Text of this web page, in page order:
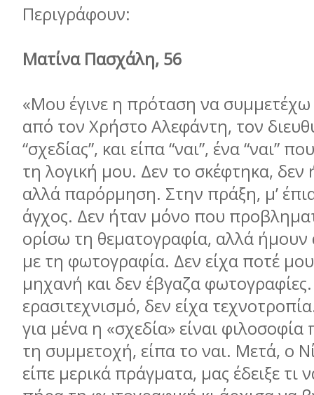
Περιγράφουν:
Ματίνα Πασχάλη, 56
«Μου έγινε η πρόταση να συµµετέχω
από τον Χρήστο Αλεφάντη, τον
“σχεδίας”, και είπα “ναι”, ένα “ναι”
τη λογική µου. Δεν το σκέφτηκα,
αλλά παρόρµηση. Στην πράξη, µ’
άγχος. Δεν ήταν µόνο που
ορίσω τη θεµατογραφία, αλλά ήµουν
µε τη φωτογραφία. Δεν είχα ποτέ
µηχανή και δεν έβγαζα
ερασιτεχνισµό, δεν είχα
για µένα η «σχεδία» είναι φιλοσοφία
τη συµµετοχή, είπα το ναι. Μετά, ο
είπε µερικά πράγµατα, µας έδειξε τι